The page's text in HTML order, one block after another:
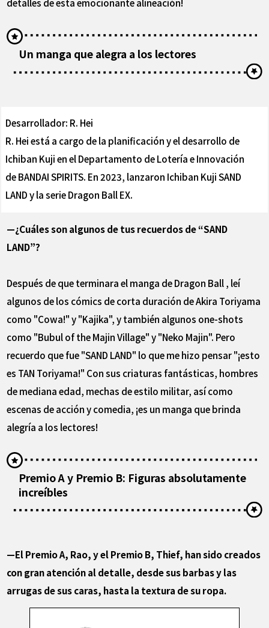
Un manga que alegra a los lectores
Desarrollador: R. Hei
R. Hei está a cargo de la planificación y el desarrollo de
Ichiban Kuji en el Departamento de Lotería e Innovación
de BANDAI SPIRITS. En 2023, lanzaron Ichiban Kuji SAND
LAND y la serie Dragon Ball EX.
—¿Cuáles son algunos de tus recuerdos de “SAND
LAND”?
Después de que terminara el manga de Dragon Ball , leí
algunos de los cómics de corta duración de Akira Toriyama
como "Cowa!" y "Kajika", y también algunos one-shots
como "Bubul of the Majin Village" y "Neko Majin". Pero
recuerdo que fue "SAND LAND" lo que me hizo pensar "¡esto
es TAN Toriyama!" Con sus criaturas fantásticas, hombres
de mediana edad, mechas de estilo militar, así como
escenas de acción y comedia, ¡es un manga que brinda
alegría a los lectores!
Premio A y Premio B: Figuras absolutamente
increíbles
—El Premio A, Rao, y el Premio B, Thief, han sido creados
con gran atención al detalle, desde sus barbas y las
arrugas de sus caras, hasta la textura de su ropa.